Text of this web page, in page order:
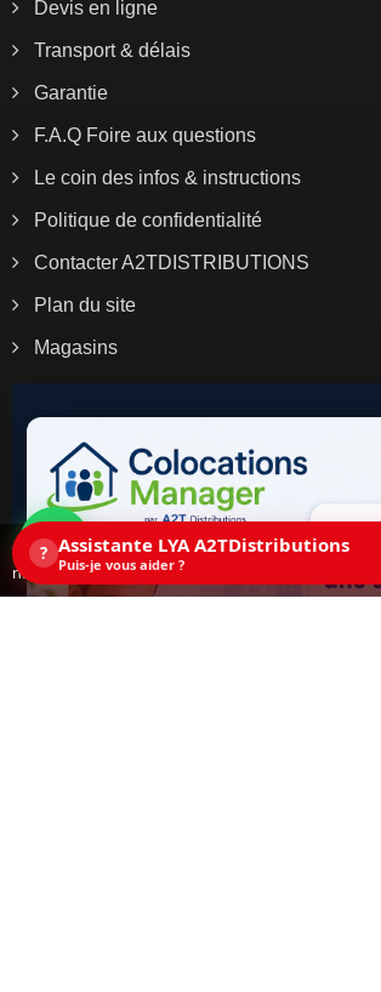
? Assistante LYA A2TDistributions
Puis-je vous aider ?
Devis en ligne
Transport & délais
Garantie
F.A.Q Foire aux questions
Le coin des infos & instructions
Politique de confidentialité
Contacter A2TDISTRIBUTIONS
Plan du site
Magasins
Ce site utilise des cookies. En continuant la
navigation sur ce site, vous acceptez les cookies.